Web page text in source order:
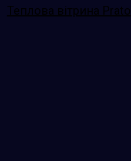
Теплова вітрина Prato